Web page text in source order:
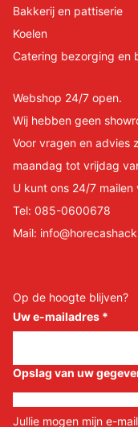
Bakkerij en pattiserie
Koelen
Catering bezorging en
Webshop 24/7 open.
Wij hebben geen
Voor vragen en advies
maandag tot vrijdag
U kunt ons 24/7 mailen
Tel: 085-0600678
Mail:
Op de hoogte blijven?
Uw e-mailadres *
Opslag van uw
Jullie mogen mijn e-